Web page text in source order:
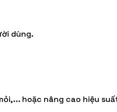
dùng.
hoặc nâng cao hiệu
GoodCharme Nến